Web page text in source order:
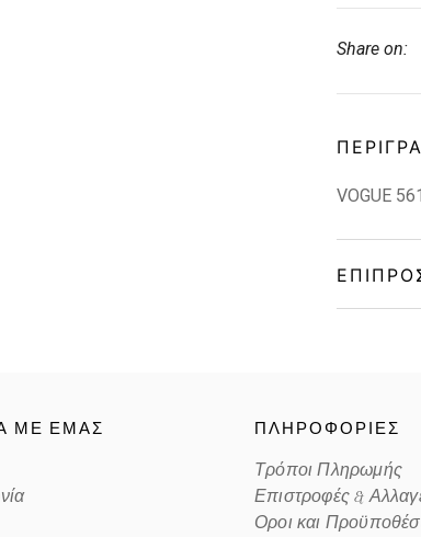
Share on:
VOGUE
Lens
ΜΕ ΕΜΑΣ ΠΛΗΡΟΦΟΡΙΕΣ
Τρόποι Πληρωμής
Επιστροφές &
Οροι και